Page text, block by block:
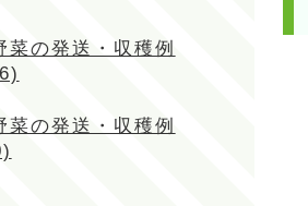
菜の発送・収穫例
菜の発送・収穫例